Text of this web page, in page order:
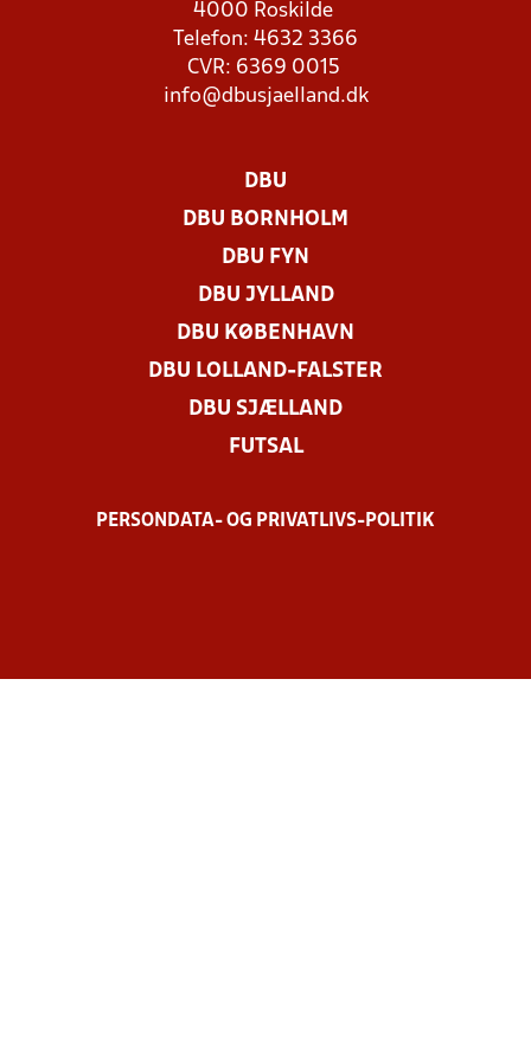
4000 Roskilde
Telefon: 4632 3366
CVR: 6369 0015
info@dbusjaelland.dk
DBU
DBU BORNHOLM
DBU FYN
DBU JYLLAND
DBU KØBENHAVN
DBU LOLLAND-FALSTER
DBU SJÆLLAND
FUTSAL
PERSONDATA- OG PRIVATLIVS-POLITIK